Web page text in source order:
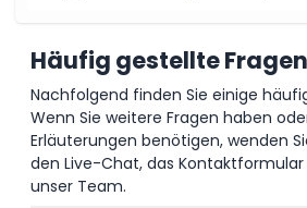
Häufig gestellte Fragen
Nachfolgend finden Sie einige
Wenn Sie weitere Fragen haben
Erläuterungen benötigen, wenden
den Live-Chat, das
unser Team.